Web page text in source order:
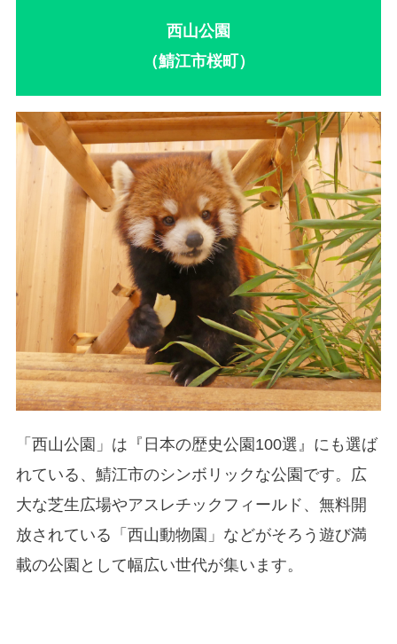
西山公園
（鯖江市桜町）
「西山公園」は『日本の歴史公園100選』にも選ば
れている、鯖江市のシンボリックな公園です。広
大な芝生広場やアスレチックフィールド、無料開
放されている「西山動物園」などがそろう遊び満
載の公園として幅広い世代が集います。